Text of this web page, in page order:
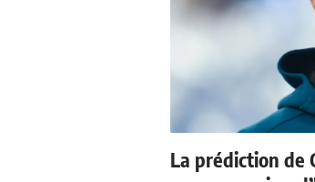
La prédiction de